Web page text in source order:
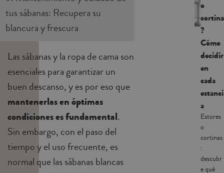
tus sábanas: Recupera su
blancura y frescura
Las sábanas y la ropa de cama son
esenciales para garantizar un
buen descanso, y es por eso que
mantenerlas en óptimas
condiciones es fundamental.
Sin embargo, con el paso del
tiempo y el uso frecuente, es
normal que las sábanas blancas
o
cortina
?
Cómo
decidir
en
cada
estanci
a
Estores
o
cortinas
:
descubr
e qué